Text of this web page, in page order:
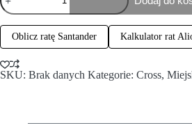
Oblicz ratę Santander Kalkulator rat
SKU: Brak danych Kategorie: Cross,